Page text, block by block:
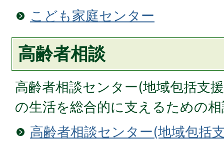
こども家庭センター
高齢者相談
高齢者相談センター(地域包括支
の生活を総合的に支えるための
高齢者相談センター(地域包括